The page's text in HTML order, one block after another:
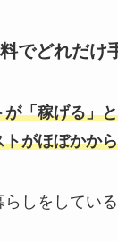
でどれだけ
「稼げる」
がほぼかか
しをしている